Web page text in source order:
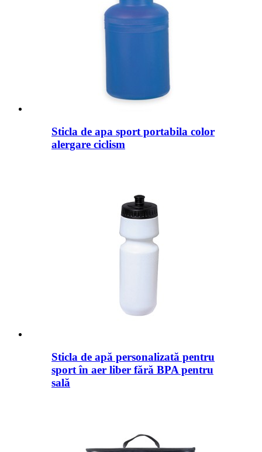
Sticla de apa sport portabila color
alergare ciclism
Sticla de apă personalizată pentru
sport în aer liber fără BPA pentru
sală